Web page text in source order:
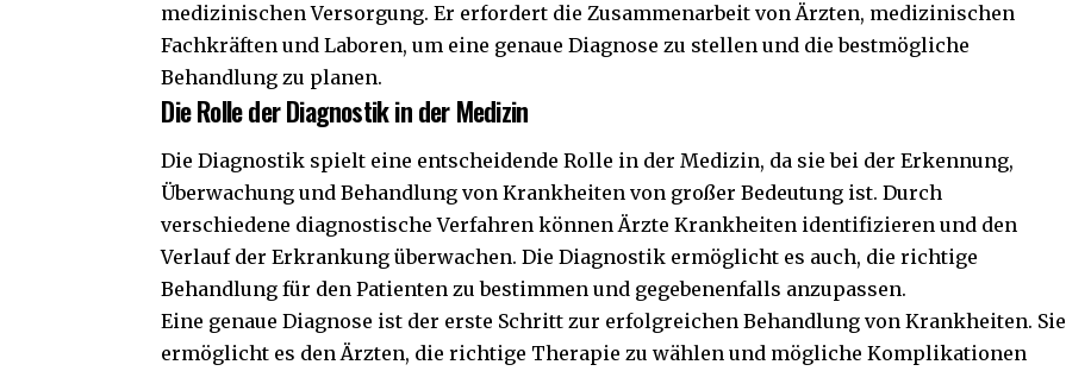
medizinischen Versorgung. Er erfordert die Zusammenarbeit von Ärzten, medizinischen
Fachkräften und Laboren, um eine genaue Diagnose zu stellen und die bestmögliche
Behandlung zu planen.
Die Rolle der Diagnostik in der Medizin
Die Diagnostik spielt eine entscheidende Rolle in der Medizin, da sie bei der Erkennung,
Überwachung und Behandlung von Krankheiten von großer Bedeutung ist. Durch
verschiedene diagnostische Verfahren können Ärzte Krankheiten identifizieren und den
Verlauf der Erkrankung überwachen. Die Diagnostik ermöglicht es auch, die richtige
Behandlung für den Patienten zu bestimmen und gegebenenfalls anzupassen.
Eine genaue Diagnose ist der erste Schritt zur erfolgreichen Behandlung von Krankheiten. Sie
ermöglicht es den Ärzten, die richtige Therapie zu wählen und mögliche Komplikationen